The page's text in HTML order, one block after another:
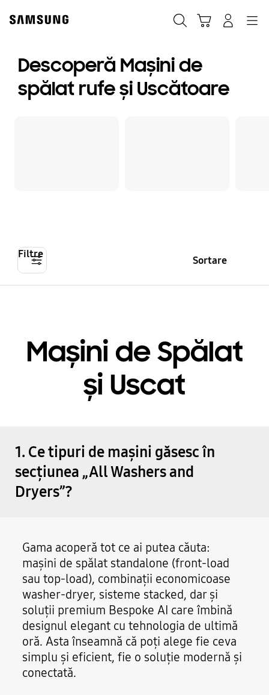
content
Descoperă Mașini de
spălat rufe și Uscătoare
Filtre Sortare
Mașini de Spălat
și Uscat
1. Ce tipuri de mașini găsesc în
secțiunea „All Washers and
Dryers”?
Gama acoperă tot ce ai putea căuta:
mașini de spălat standalone (front-load
sau top-load), combinații economicoase
washer-dryer, sisteme stacked, dar și
soluții premium Bespoke AI care îmbină
designul elegant cu tehnologia de ultimă
oră. Asta înseamnă că poți alege fie ceva
simplu și eficient, fie o soluție modernă și
conectată.